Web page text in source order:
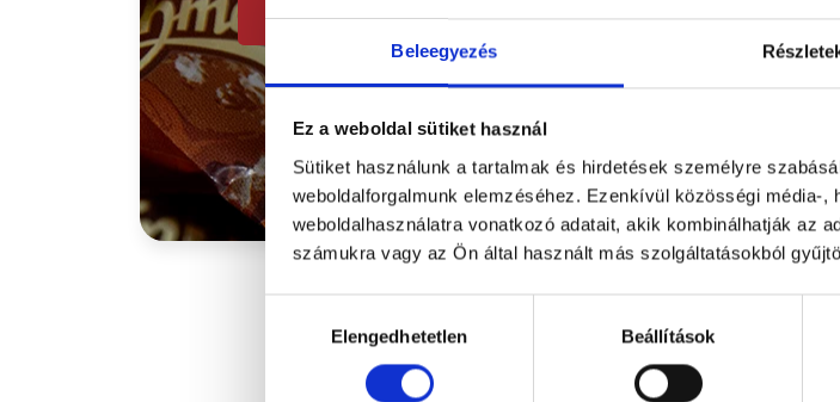
Beleegyezés
Ez a weboldal sütiket használ
Sütiket használunk a tartalmak és hirdetések személyre
weboldalforgalmunk elemzéséhez. Ezenkívül közösségi média-
weboldalhasználatra vonatkozó adatait, akik kombinálhatják az
számukra vagy az Ön által használt más szolgáltatásokból
kiválasztásaElengedhetetlen Beállítások
MEGNÉZEM